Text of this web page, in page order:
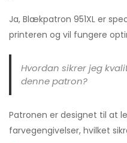
Ja, Blækpatron 951XL er
printeren og vil fungere
Hvordan sikrer jeg
denne patron?
Patronen er designet til at
farvegengivelser, hvilket